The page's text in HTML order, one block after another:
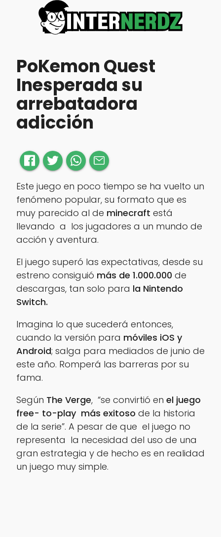
PoKemon Quest
Inesperada su
arrebatadora
adicción
Este juego en poco tiempo se ha vuelto un
fenómeno popular, su formato que es
muy parecido al de minecraft está
llevando a los jugadores a un mundo de
acción y aventura.
El juego superó las expectativas, desde su
estreno consiguió más de 1.000.000 de
descargas, tan solo para la Nintendo
Switch.
Imagina lo que sucederá entonces,
cuando la versión para móviles iOS y
Android; salga para mediados de junio de
este año. Romperá las barreras por su
fama.
Según The Verge, “se convirtió en el juego
free- to-play más exitoso de la historia
de la serie”. A pesar de que el juego no
representa la necesidad del uso de una
gran estrategia y de hecho es en realidad
un juego muy simple.